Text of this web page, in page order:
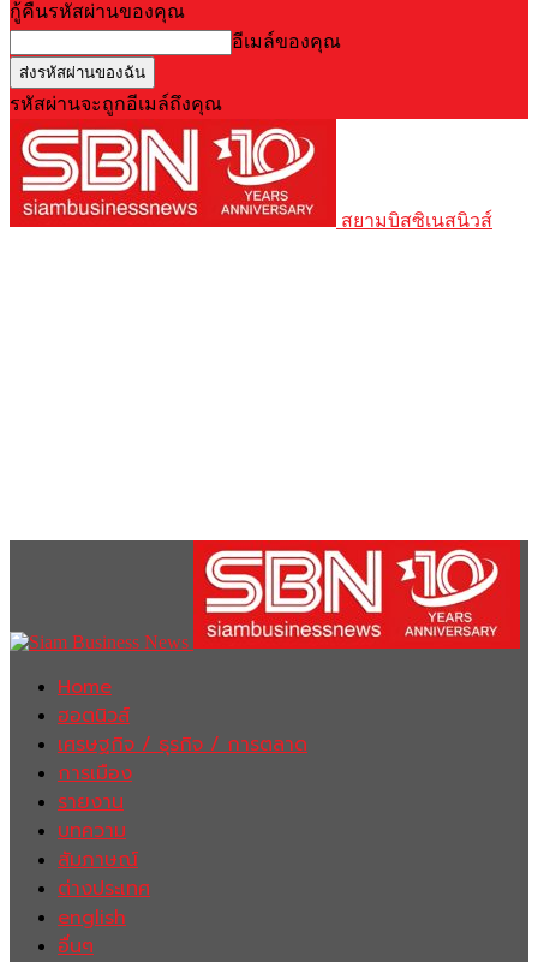
กู้คืนรหัสผ่านของคุณ
อีเมล์ของคุณ
รหัสผ่านจะถูกอีเมล์ถึงคุณ
สยามบิสซิเนสนิวส์
Home
ฮอตนิวส์
เศรษฐกิจ / ธุรกิจ / การตลาด
การเมือง
รายงาน
บทความ
สัมภาษณ์
ต่างประเทศ
english
อื่นๆ